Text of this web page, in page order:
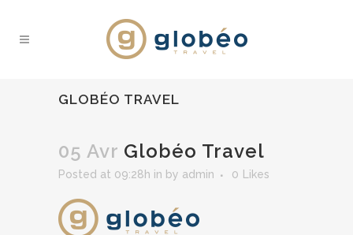
GLOBÉO TRAVEL
05 Avr Globéo Travel
Posted at 09:28h in by admin 0 Likes